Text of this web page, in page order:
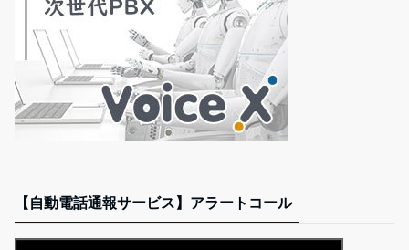
【自動電話通報サービス】アラートコール